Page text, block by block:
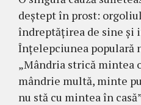
deștept în prost:
îndreptățirea de sine și
Înțelepciunea populară
„Mândria strică mintea
mândrie multă, minte
nu stă cu mintea în